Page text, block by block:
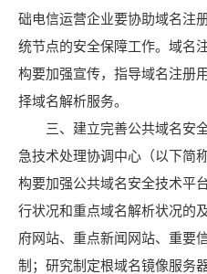
础电信运营企业要协助域名注
统节点的安全保障工作。域名
构要加强宣传，指导域名注册
择域名解析服务。
三、建立完善公共域名安全
急技术处理协调中心（以下简
构要加强公共域名安全技术平
行状况和重点域名解析状况的
府网站、重点新闻网站、重要
制；研究制定根域名镜像服务